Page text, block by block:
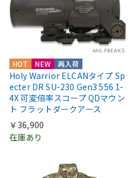
HOT NEW 再入荷
Holy Warrior ELCANタイプ Sp
ecter DR SU-230 Gen3 556 1-
4X 可変倍率スコープ QDマウン
ト フラットダークアース
￥36,900
在庫あり